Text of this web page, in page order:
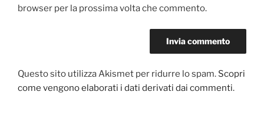
browser per la prossima volta che commento.
Questo sito utilizza Akismet per ridurre lo spam. Scopri
come vengono elaborati i dati derivati dai commenti.